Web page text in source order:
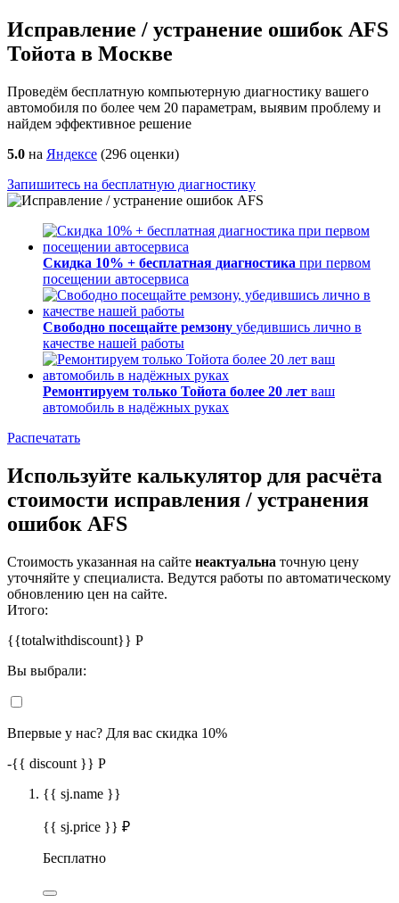
Исправление / устранение ошибок AFS
Тойота в Москве
Проведём бесплатную компьютерную диагностику вашего
автомобиля по более чем 20 параметрам, выявим проблему и
найдем эффективное решение
5.0 на Яндексе (296 оценки)
Запишитесь на бесплатную диагностику
Скидка 10% + бесплатная диагностика при первом
посещении автосервиса
Свободно посещайте ремзону убедившись лично в
качестве нашей работы
Ремонтируем только Тойота более 20 лет ваш
автомобиль в надёжных руках
Распечатать
Используйте калькулятор для расчёта
стоимости исправления / устранения
ошибок AFS
Стоимость указанная на сайте неактуальна точную цену
уточняйте у специалиста. Ведутся работы по автоматическому
обновлению цен на сайте.
Итого:
{{totalwithdiscount}} Р
Вы выбрали:
Впервые у нас? Для вас скидка 10%
-{{ discount }} Р
{{ sj.name }}
{{ sj.price }} ₽
Бесплатно